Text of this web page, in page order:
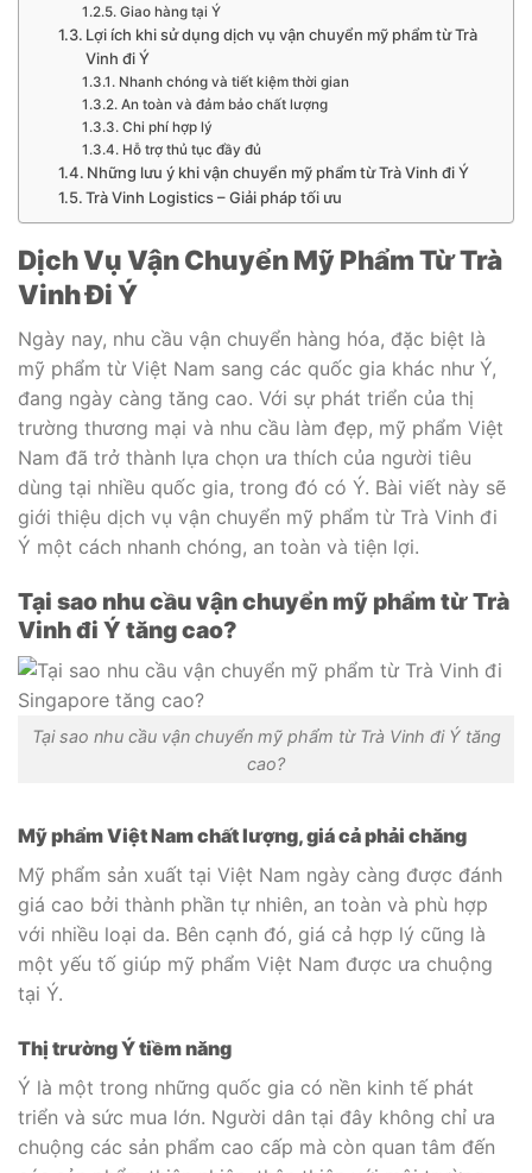
Giao hàng tại Ý
Lợi ích khi sử dụng dịch vụ vận chuyển mỹ phẩm từ Trà
Vinh đi Ý
Nhanh chóng và tiết kiệm thời gian
An toàn và đảm bảo chất lượng
Chi phí hợp lý
Hỗ trợ thủ tục đầy đủ
Những lưu ý khi vận chuyển mỹ phẩm từ Trà Vinh đi Ý
Trà Vinh Logistics – Giải pháp tối ưu
Dịch Vụ Vận Chuyển Mỹ Phẩm Từ Trà
Vinh Đi Ý
Ngày nay, nhu cầu vận chuyển hàng hóa, đặc biệt là
mỹ phẩm từ Việt Nam sang các quốc gia khác như Ý,
đang ngày càng tăng cao. Với sự phát triển của thị
trường thương mại và nhu cầu làm đẹp, mỹ phẩm Việt
Nam đã trở thành lựa chọn ưa thích của người tiêu
dùng tại nhiều quốc gia, trong đó có Ý. Bài viết này sẽ
giới thiệu dịch vụ vận chuyển mỹ phẩm từ Trà Vinh đi
Ý một cách nhanh chóng, an toàn và tiện lợi.
Tại sao nhu cầu vận chuyển mỹ phẩm từ Trà
Vinh đi Ý tăng cao?
Tại sao nhu cầu vận chuyển mỹ phẩm từ Trà Vinh đi Ý tăng
cao?
Mỹ phẩm Việt Nam chất lượng, giá cả phải chăng
Mỹ phẩm sản xuất tại Việt Nam ngày càng được đánh
giá cao bởi thành phần tự nhiên, an toàn và phù hợp
với nhiều loại da. Bên cạnh đó, giá cả hợp lý cũng là
một yếu tố giúp mỹ phẩm Việt Nam được ưa chuộng
tại Ý.
Thị trường Ý tiềm năng
Ý là một trong những quốc gia có nền kinh tế phát
triển và sức mua lớn. Người dân tại đây không chỉ ưa
chuộng các sản phẩm cao cấp mà còn quan tâm đến